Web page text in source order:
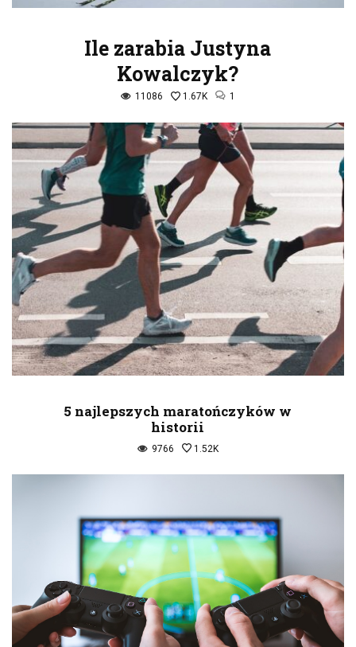
Ile zarabia Justyna
Kowalczyk?
11086 1.67K 1
5 najlepszych maratończyków w
historii
9766 1.52K